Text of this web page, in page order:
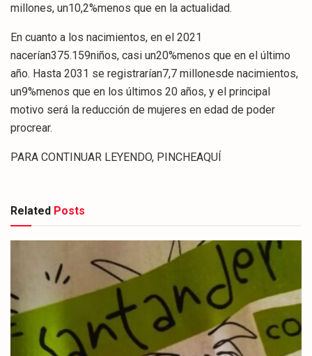
millones, un10,2%menos que en la actualidad.
En cuanto a los nacimientos, en el 2021
nacerían375.159niños, casi un20%menos que en el último
año. Hasta 2031 se registrarían7,7 millonesde nacimientos,
un9%menos que en los últimos 20 años, y el principal
motivo será la reducción de mujeres en edad de poder
procrear.
PARA CONTINUAR LEYENDO, PINCHEAQUÍ
Related Posts